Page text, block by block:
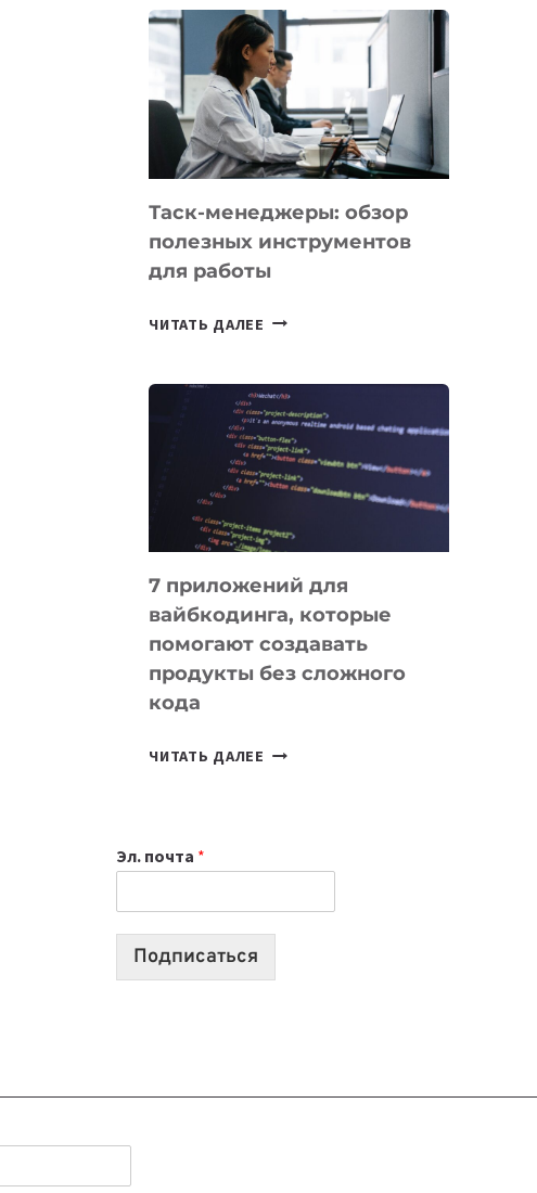
БИЗНЕСА:
КАКИЕ
3
ЗАДАЧИ
ЕМУ
МОЖНО
УЖЕ
СЕГОДНЯ
Таск-менеджеры: обзор
полезных инструментов
для работы
ЧИТАТЬ ДАЛЕЕ ТАСК-
ПОЛЕЗНЫХ
ИНСТРУМЕНТОВ
ДЛЯ
РАБОТЫ
7 приложений для
вайбкодинга, которые
помогают создавать
продукты без сложного
кода
ЧИТАТЬ ДАЛЕЕ
СОЗДАВАТЬ
ПРОДУКТЫ
Эл. почта *
Подписаться